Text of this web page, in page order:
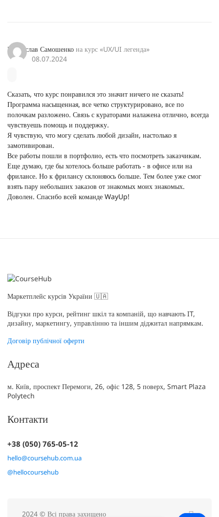
Владислав Самошенко на курс «UX/UI легенда»
08.07.2024
Сказать, что курс понравился это значит ничего не сказать!
Программа насыщенная, все четко структурировано, все по
полочкам разложено. Связь с кураторами налажена отлично, всегда
чувствуешь помощь и поддержку.
Я чувствую, что могу сделать любой дизайн, настолько я
замотивирован.
Все работы пошли в портфолио, есть что посмотреть заказчикам.
Еще думаю, где бы хотелось больше работать - в офисе или на
фрилансе. Но к фрилансу склоняюсь больше. Тем более уже смог
взять пару небольших заказов от знакомых моих знакомых.
Доволен. Спасибо всей команде WayUp!
Маркетплейс курсів України 🇺🇦
Відгуки про курси, рейтинг шкіл та компаній, що навчають IT,
дизайну, маркетингу, управлінню та іншим діджитал напрямкам.
Договір публічної оферти
Адреса
м. Київ, проспект Перемоги, 26, офіс 128, 5 поверх, Smart Plaza
Polytech
Контакти
+38 (050) 765-05-12
hello@coursehub.com.ua
@hellocoursehub
2024 © Всі права захищено